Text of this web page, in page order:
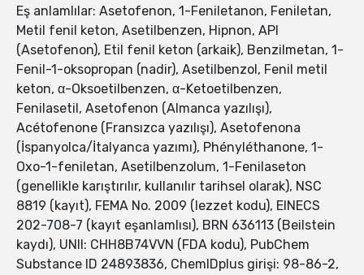
Eş anlamlılar: Asetofenon, 1-Feniletanon, Feniletan,
Metil fenil keton, Asetilbenzen, Hipnon, API
(Asetofenon), Etil fenil keton (arkaik), Benzilmetan, 1-
Fenil-1-oksopropan (nadir), Asetilbenzol, Fenil metil
keton, α-Oksoetilbenzen, α-Ketoetilbenzen,
Fenilasetil, Asetofenon (Almanca yazılışı),
Acétofenone (Fransızca yazılışı), Asetofenona
(İspanyolca/İtalyanca yazımı), Phényléthanone, 1-
Oxo-1-feniletan, Asetilbenzolum, 1-Fenilaseton
(genellikle karıştırılır, kullanılır tarihsel olarak), NSC
8819 (kayıt), FEMA No. 2009 (lezzet kodu), EINECS
202-708-7 (kayıt eşanlamlısı), BRN 636113 (Beilstein
kaydı), UNII: CHH8B74VVN (FDA kodu), PubChem
Substance ID 24893836, ChemIDplus girişi: 98-86-2,